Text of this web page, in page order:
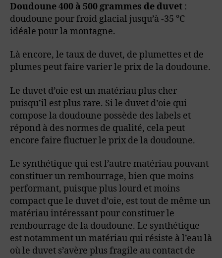
Doudoune 400 à 500 grammes de duvet :
doudoune pour froid glacial jusqu’à -35 °C
idéale pour la montagne.
Là encore, le taux de duvet, de plumettes et de
plumes peut faire varier le prix de la doudoune.
Le duvet d’oie est un matériau plus cher
puisqu’il est plus rare. Si le duvet d’oie qui
compose la doudoune possède des labels et
répond à des normes de qualité, cela peut
encore faire fluctuer le prix de la doudoune.
Le synthétique qui est l’autre matériau pouvant
constituer un rembourrage, bien que moins
performant, puisque plus lourd et moins
compact que le duvet d’oie, est tout de même un
matériau intéressant pour constituer le
rembourrage de la doudoune. Le synthétique
est notamment un matériau qui résiste à l’eau là
où le duvet s’avère plus fragile au contact de